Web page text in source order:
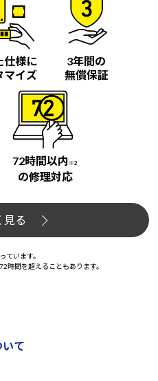
仕様に
マイズ
3年間の
無償保証
72時間以内 ※2
の修理対応
見る
ています。
時間を超えることもあります。
て